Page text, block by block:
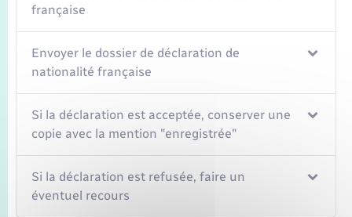
française
Envoyer le dossier de déclaration de
nationalité française
Si la déclaration est acceptée, conserver une
copie avec la mention "enregistrée"
Si la déclaration est refusée, faire un
éventuel recours